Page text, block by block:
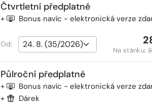
Čtvrtletní předplatné
+ Bonus navíc - elektronická verze
Od:
Na stánku:
Půlroční předplatné
+ Bonus navíc - elektronická verze
+ Dárek